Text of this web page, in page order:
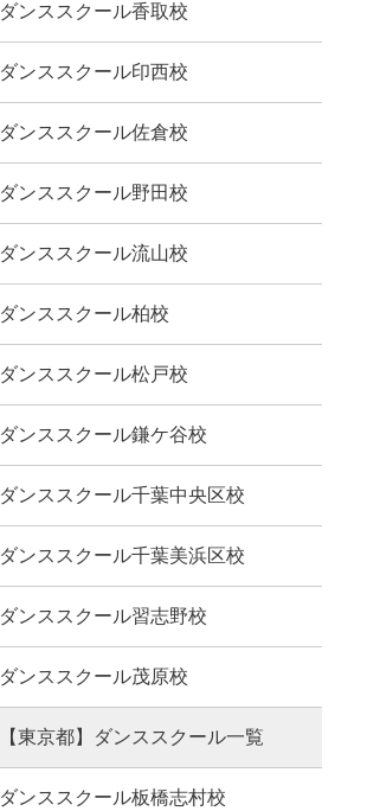
ダンススクール香取校
ダンススクール印西校
ダンススクール佐倉校
ダンススクール野田校
ダンススクール流山校
ダンススクール柏校
ダンススクール松戸校
ダンススクール鎌ケ谷校
ダンススクール千葉中央区校
ダンススクール千葉美浜区校
ダンススクール習志野校
ダンススクール茂原校
【東京都】ダンススクール一覧
ダンススクール板橋志村校